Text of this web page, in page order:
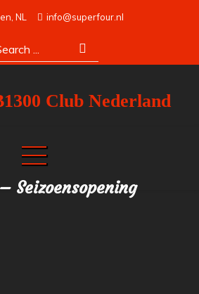
NL info@superfour.nl
Club Nederland
Seizoensopening